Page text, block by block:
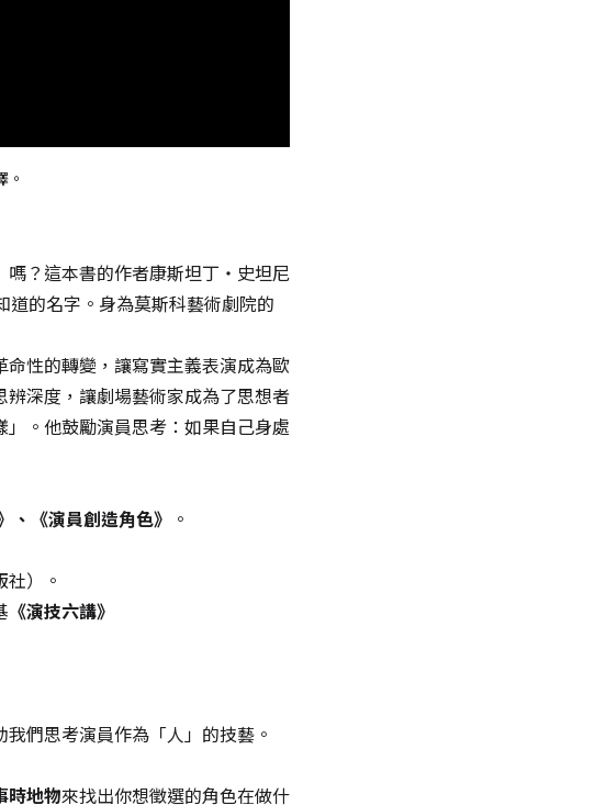
。
？這本書的作者康斯坦丁・史坦尼
的名字。身為莫斯科藝術劇院的
性的轉變，讓寫實主義表演成為歐
深度，讓劇場藝術家成為了思想者
。他鼓勵演員思考：如果自己身處
、《演員創造角色》 。
社）。
《演技六講》
們思考演員作為「人」的技藝。
時地物來找出你想徵選的角色在做什